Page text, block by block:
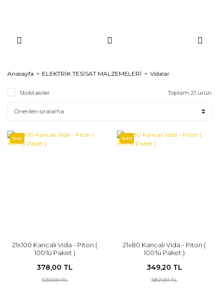
Anasayfa ELEKTRİK TESİSAT MALZEMELERİ Vidalar
Stoktakiler Toplam 21 ürün
%40
21x100 Kancalı Vida - Piton (
100'lü Paket )
378,00 TL
630,00 TL
%40
21x80 Kancalı Vida - Piton (
100'lü Paket )
349,20 TL
582,00 TL